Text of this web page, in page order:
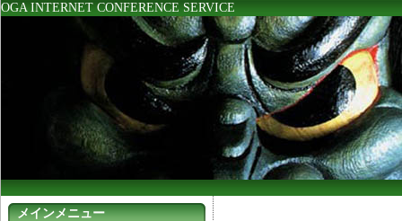
OGA INTERNET CONFERENCE SERVICE
メインメニュー